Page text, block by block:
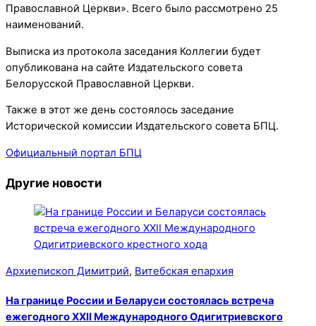
Православной Церкви». Всего было рассмотрено 25
наименований.
Выписка из протокола заседания Коллегии будет
опубликована на сайте Издательского совета
Белорусской Православной Церкви.
Также в этот же день состоялось заседание
Исторической комиссии Издательского совета БПЦ.
Официальный портал БПЦ
Другие новости
Архиепископ Димитрий, Витебская епархия
На границе России и Беларуси состоялась встреча
ежегодного XXII Международного Одигитриевского